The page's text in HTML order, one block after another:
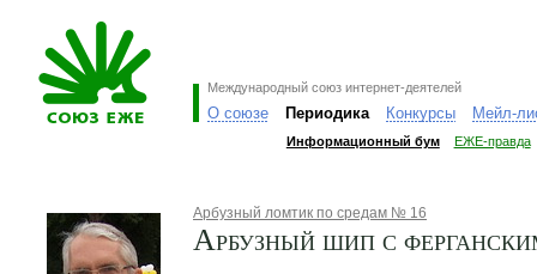
Международный союз интернет-деятелей
О союзе Периодика Конкурсы Мейл-
Информационный бум ЕЖЕ-правда
Арбузный ломтик по средам № 16
Арбузный шип с